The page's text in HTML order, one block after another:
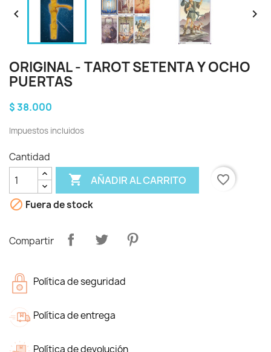
 
ORIGINAL - TAROT SETENTA Y OCHO
PUERTAS
$ 38.000
Impuestos incluidos
Cantidad
 AÑADIR AL CARRITO
favorite_border
 Fuera de stock
Compartir
Política de seguridad
Política de entrega
Política de devolución